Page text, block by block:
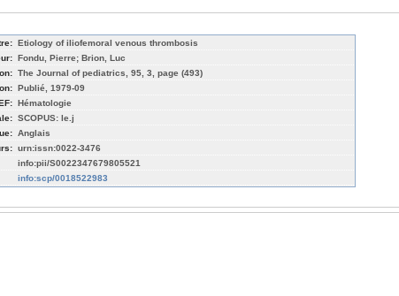
Etiology of iliofemoral venous thrombosis
Fondu, Pierre; Brion, Luc
The Journal of pediatrics, 95, 3, page (493)
Publié, 1979-09
Hématologie
SCOPUS: le.j
Anglais
urn:issn:0022-3476
info:pii/S0022347679805521
info:scp/0018522983